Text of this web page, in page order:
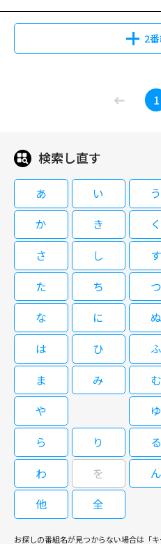
[字]天
#3 母を亡くし、故郷からも遠く引き
天幕
08/22(土)21:00～21:30
少女と妃。 復讐の絆で結ばれた二人が
亡くし、故郷からも遠く引き離され
しい奥方・ファーティマに拾われる。
ったことが起きたって何をすれば一番
の息子・ムハンマドの言葉に心を揺さ
切さを知り、教養を深めていく。 い
とを夢見て……。 その頃、皇帝チンギ
ル帝国」が日に日に勢力を拡大してい
タラの住む街をも巻き込んでいく。
を奪われ捕虜となったシタラは、ただ
り入り、帝国を内側から崩壊させよ
つ、表向きは帝国に仕える身となっ
第六妃ドレゲネと運命的な出逢いを果
え、心の内に帝国への深い恨みを秘め
はずのなかった二人が手を取り合うと
天幕
08/23(日)09:00～09:30
少女と妃。 復讐の絆で結ばれた二人が
亡くし、故郷からも遠く引き離され
しい奥方・ファーティマに拾われる。
ったことが起きたって何をすれば一番
の息子・ムハンマドの言葉に心を揺さ
2
OVA
08/20(木)18:00～19:00
ついに最終章！スクランアニメ集大成！
OVA
08/24(月)06:00～07:00
ついに最終章！スクランアニメ集大成
OVA
08/26(水)13:00～14:00
ついに最終章！スクランアニメ集大成
1
検索し直す
あ い う
か
き く
さ
し す
た
ち つ
な
に ぬ
は
ひ ふ
ま
み む
や
ゆ
ら
り る
わ
を
ん
他
全
お探しの番組名が見つからない場合は「